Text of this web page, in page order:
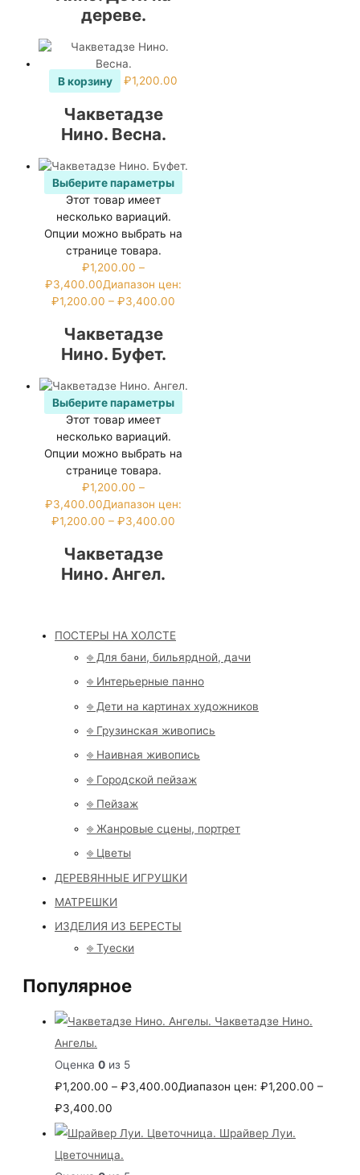
ПОСТЕРЫ НА ХОЛСТЕ
⎆ Для бани, бильярдной, дачи
⎆ Интерьерные панно
⎆ Дети на картинах художников
⎆ Грузинская живопись
⎆ Наивная живопись
⎆ Городской пейзаж
⎆ Пейзаж
⎆ Жанровые сцены, портрет
⎆ Цветы
ДЕРЕВЯННЫЕ ИГРУШКИ
МАТРЕШКИ
ИЗДЕЛИЯ ИЗ БЕРЕСТЫ
⎆ Туески
Популярное
Чакветадзе Нино.
Ангелы.
Оценка 0 из 5
₽1,200.00 – ₽3,400.00Диапазон цен: ₽1,200.00 –
₽3,400.00
Шрайвер Луи.
Цветочница.
дереве.
В корзину ₽1,200.00
Чакветадзе
Нино. Весна.
Выберите параметры
Этот товар имеет
несколько вариаций.
Опции можно выбрать на
странице товара.
₽1,200.00 –
₽3,400.00Диапазон цен:
₽1,200.00 – ₽3,400.00
Чакветадзе
Нино. Буфет.
Выберите параметры
Этот товар имеет
несколько вариаций.
Опции можно выбрать на
странице товара.
₽1,200.00 –
₽3,400.00Диапазон цен:
₽1,200.00 – ₽3,400.00
Чакветадзе
Нино. Ангел.